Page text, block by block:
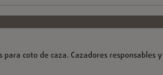
para coto de caza. Cazadores